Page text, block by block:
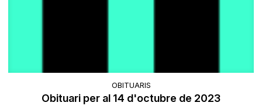
OBITUARIS
Obituari per al 14 d'octubre de 2023